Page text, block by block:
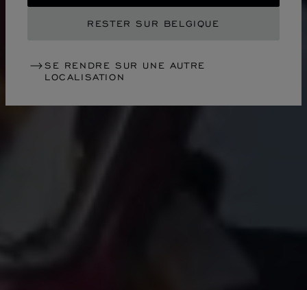
RESTER SUR BELGIQUE
SE RENDRE SUR UNE AUTRE
LOCALISATION